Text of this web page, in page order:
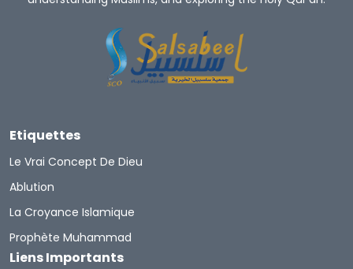
Etiquettes
Le Vrai Concept De Dieu
Ablution
La Croyance Islamique
Prophète Muhammad
Liens Importants